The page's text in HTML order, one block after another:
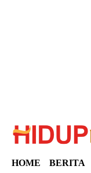
HOME BERITA